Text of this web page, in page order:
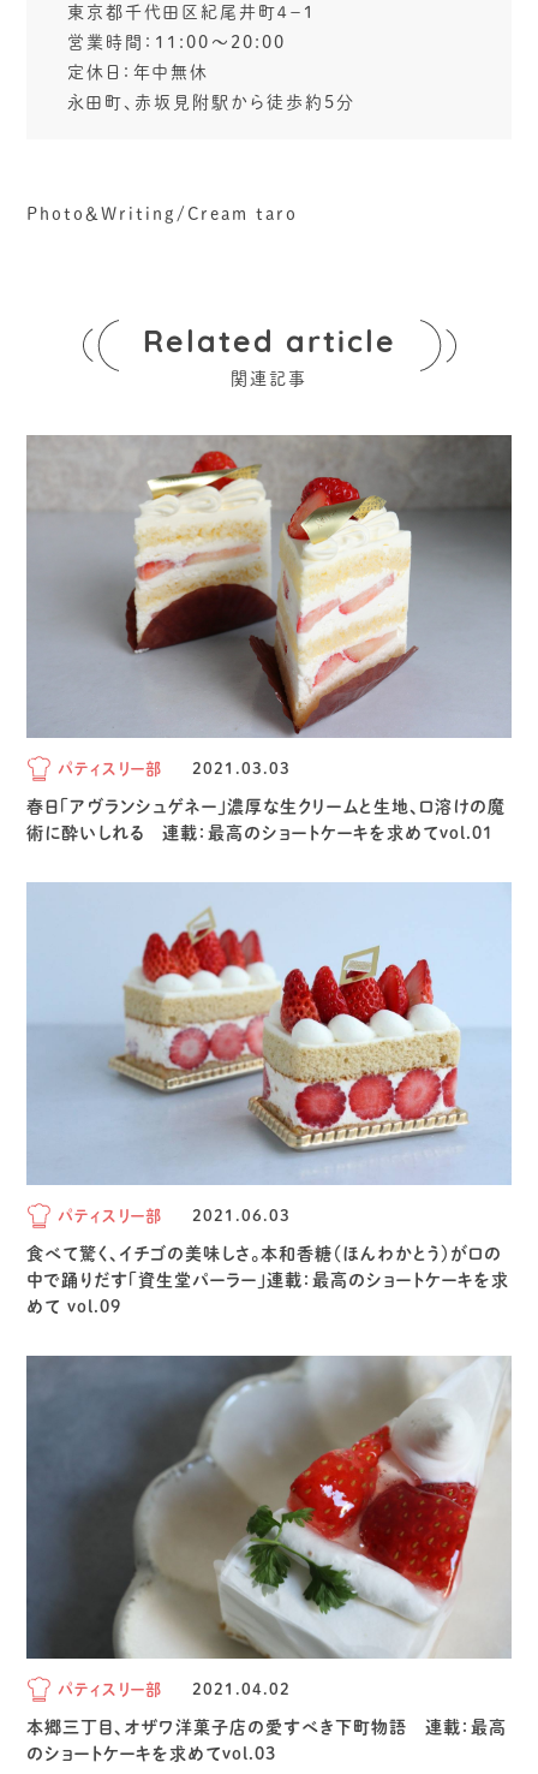
東京都千代田区紀尾井町４−１
営業時間：11:00～20:00
定休日：年中無休
永田町、赤坂見附駅から徒歩約5分
Photo＆Writing/Cream taro
Related article
関連記事
パティスリー部 2021.03.03
春日「アヴランシュゲネー」濃厚な生クリームと生地、口溶けの魔
術に酔いしれる 連載：最高のショートケーキを求めてvol.01
パティスリー部 2021.06.03
食べて驚く、イチゴの美味しさ。本和香糖（ほんわかとう）が口の
中で踊りだす「資生堂パーラー」連載：最高のショートケーキを求
めて vol.09
パティスリー部 2021.04.02
本郷三丁目、オザワ洋菓子店の愛すべき下町物語 連載：最高
のショートケーキを求めてvol.03